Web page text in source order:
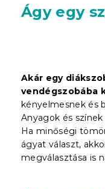
Ágy egy
Akár egy
vendégszobába
kényelmesnek és
Anyagok és
Ha minőségi
ágyat választ,
megválasztása is